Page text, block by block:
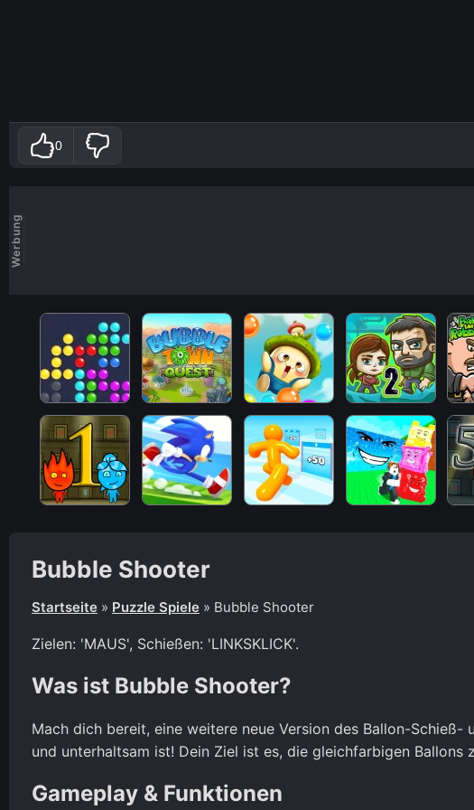
Bubble Shooter
Startseite » Puzzle Spiele » Bubble Shooter
Zielen: 'MAUS', Schießen: 'LINKSKLICK'.
Was ist Bubble Shooter?
Mach dich bereit, eine weitere neue Version des Ballon-
und unterhaltsam ist! Dein Ziel ist es, die gleichfarbigen Ballons
Gameplay & Funktionen
0
Werbung